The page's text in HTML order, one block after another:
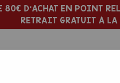
D'ACHAT EN POINT
RETRAIT GRATUIT À